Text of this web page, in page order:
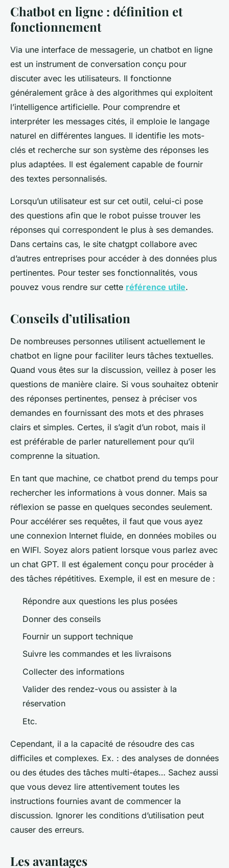
Chatbot en ligne : définition et
fonctionnement
Via une interface de messagerie, un chatbot en ligne
est un instrument de conversation conçu pour
discuter avec les utilisateurs. Il fonctionne
généralement grâce à des algorithmes qui exploitent
l’intelligence artificielle. Pour comprendre et
interpréter les messages cités, il emploie le langage
naturel en différentes langues. Il identifie les mots-
clés et recherche sur son système des réponses les
plus adaptées. Il est également capable de fournir
des textes personnalisés.
Lorsqu’un utilisateur est sur cet outil, celui-ci pose
des questions afin que le robot puisse trouver les
réponses qui correspondent le plus à ses demandes.
Dans certains cas, le site chatgpt collabore avec
d’autres entreprises pour accéder à des données plus
pertinentes. Pour tester ses fonctionnalités, vous
pouvez vous rendre sur cette référence utile.
Conseils d’utilisation
De nombreuses personnes utilisent actuellement le
chatbot en ligne pour faciliter leurs tâches textuelles.
Quand vous êtes sur la discussion, veillez à poser les
questions de manière claire. Si vous souhaitez obtenir
des réponses pertinentes, pensez à préciser vos
demandes en fournissant des mots et des phrases
clairs et simples. Certes, il s’agit d’un robot, mais il
est préférable de parler naturellement pour qu’il
comprenne la situation.
En tant que machine, ce chatbot prend du temps pour
rechercher les informations à vous donner. Mais sa
réflexion se passe en quelques secondes seulement.
Pour accélérer ses requêtes, il faut que vous ayez
une connexion Internet fluide, en données mobiles ou
en WIFI. Soyez alors patient lorsque vous parlez avec
un chat GPT. Il est également conçu pour procéder à
des tâches répétitives. Exemple, il est en mesure de :
Répondre aux questions les plus posées
Donner des conseils
Fournir un support technique
Suivre les commandes et les livraisons
Collecter des informations
Valider des rendez-vous ou assister à la
réservation
Etc.
Cependant, il a la capacité de résoudre des cas
difficiles et complexes. Ex. : des analyses de données
ou des études des tâches multi-étapes… Sachez aussi
que vous devez lire attentivement toutes les
instructions fournies avant de commencer la
discussion. Ignorer les conditions d’utilisation peut
causer des erreurs.
Les avantages